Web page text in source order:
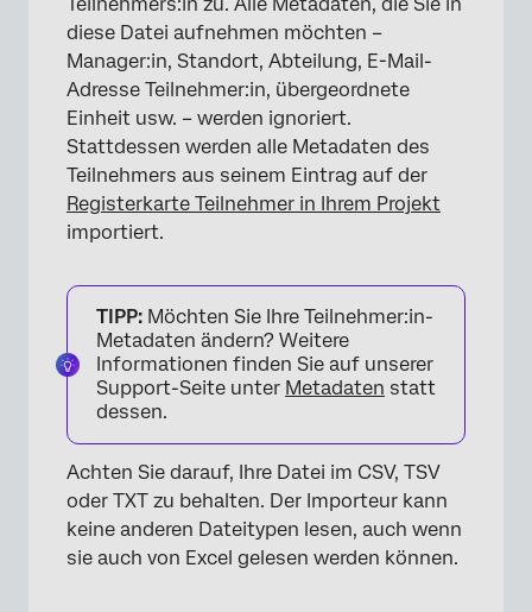
diese Datei aufnehmen möchten –
Manager:in, Standort, Abteilung, E-Mail-
Adresse Teilnehmer:in, übergeordnete
Einheit usw. – werden ignoriert.
Stattdessen werden alle Metadaten des
Teilnehmers aus seinem Eintrag auf der
Registerkarte Teilnehmer in Ihrem Projekt
importiert.
TIPP: Möchten Sie Ihre Teilnehmer:in-
Metadaten ändern? Weitere
Informationen finden Sie auf unserer
Support-Seite unter Metadaten statt
dessen.
Achten Sie darauf, Ihre Datei im CSV, TSV
oder TXT zu behalten. Der Importeur kann
keine anderen Dateitypen lesen, auch wenn
sie auch von Excel gelesen werden können.